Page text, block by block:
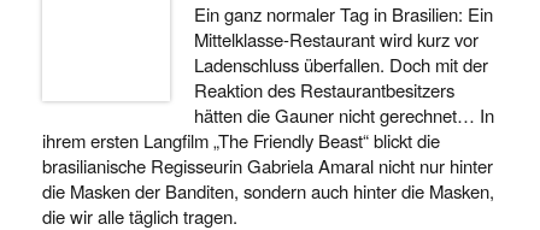
Ein ganz normaler Tag in Brasilien: Ein
Mittelklasse-Restaurant wird kurz vor
Ladenschluss überfallen. Doch mit der
Reaktion des Restaurantbesitzers
hätten die Gauner nicht gerechnet… In
ihrem ersten Langfilm „The Friendly Beast“ blickt die
brasilianische Regisseurin Gabriela Amaral nicht nur hinter
die Masken der Banditen, sondern auch hinter die Masken,
die wir alle täglich tragen.